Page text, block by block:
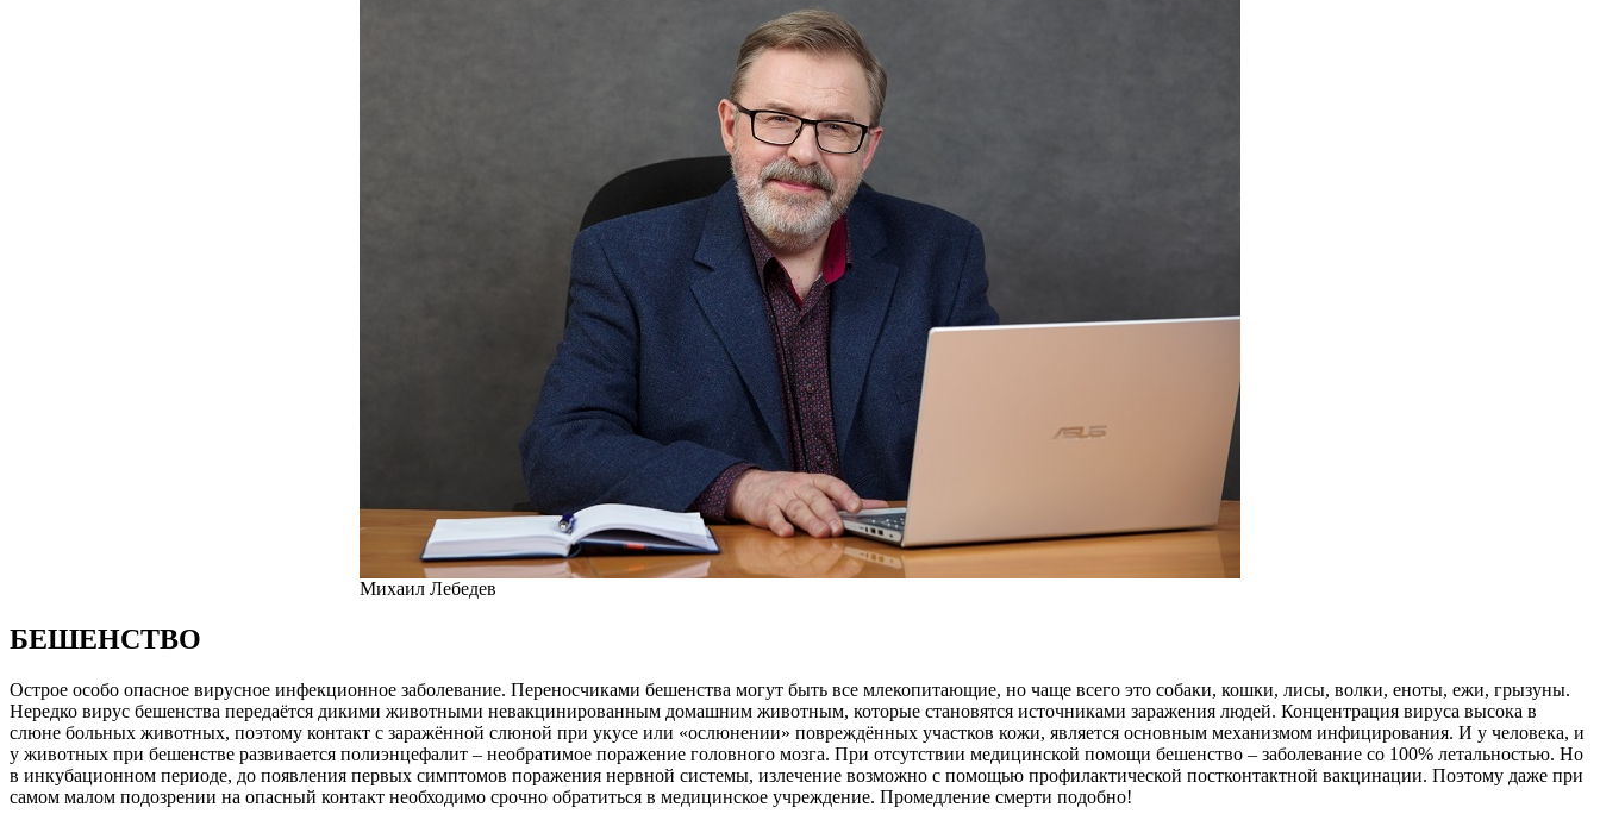
Михаил Лебедев
БЕШЕНСТВО
Острое особо опасное вирусное инфекционное заболевание. Переносчиками бешенства могут быть все млекопитающие, но чаще всего это собаки, кошки, лисы, волки, еноты, ежи, грызуны.
Нередко вирус бешенства передаётся дикими животными невакцинированным домашним животным, которые становятся источниками заражения людей. Концентрация вируса высока в
слюне больных животных, поэтому контакт с заражённой слюной при укусе или «ослюнении» повреждённых участков кожи, является основным механизмом инфицирования. И у человека, и
у животных при бешенстве развивается полиэнцефалит – необратимое поражение головного мозга. При отсутствии медицинской помощи бешенство – заболевание со 100% летальностью. Но
в инкубационном периоде, до появления первых симптомов поражения нервной системы, излечение возможно с помощью профилактической постконтактной вакцинации. Поэтому даже при
самом малом подозрении на опасный контакт необходимо срочно обратиться в медицинское учреждение. Промедление смерти подобно!